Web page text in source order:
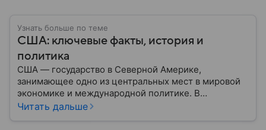
Узнать больше по теме
США: ключевые факты, история и
политика
США — государство в Северной Америке,
занимающее одно из центральных мест в мировой
экономике и международной политике. В
материале — основные сведения об этой стране.
Читать дальше